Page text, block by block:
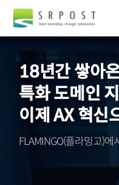
18년간 쌓아
특화 도메인
이제 AX 혁신
FLAMINGO(플라밍고)에